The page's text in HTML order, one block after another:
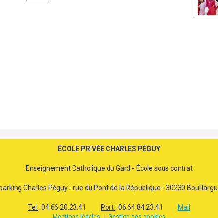
ÉCOLE PRIVÉE CHARLES PÉGUY
Enseignement Catholique du Gard - École sous contrat
Charles Péguy - rue du Pont de la République - 30230
Tel : 04.66.20.23.41 Port: 06.64.84.23.41 Mail
Mentions légales Gestion des cookies